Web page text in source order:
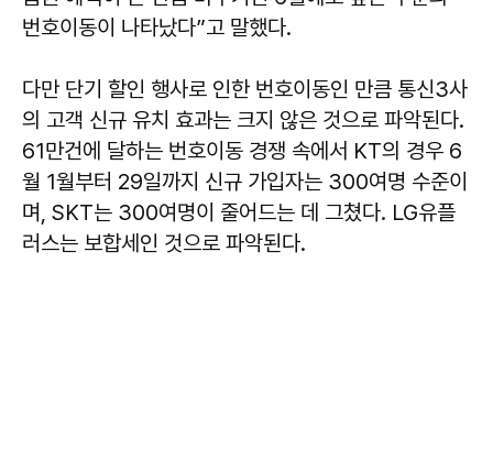
번호이동이 나타났다”고 말했다.
다만 단기 할인 행사로 인한 번호이동인 만큼 통신3사
의 고객 신규 유치 효과는 크지 않은 것으로 파악된다.
61만건에 달하는 번호이동 경쟁 속에서 KT의 경우 6
월 1월부터 29일까지 신규 가입자는 300여명 수준이
며, SKT는 300여명이 줄어드는 데 그쳤다. LG유플
러스는 보합세인 것으로 파악된다.